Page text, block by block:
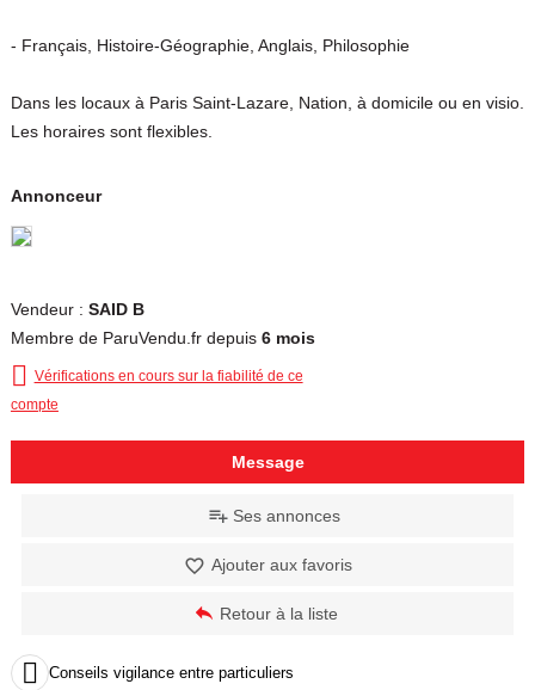
- Français, Histoire-Géographie, Anglais, Philosophie
Dans les locaux à Paris Saint-Lazare, Nation, à domicile ou en visio.
Les horaires sont flexibles.
Annonceur
Vendeur : SAID B
Membre de ParuVendu.fr depuis 6 mois

Vérifications en cours sur la fiabilité de ce
compte
Message
Ses annonces
Ajouter aux favoris
Retour à la liste
 Conseils vigilance entre particuliers